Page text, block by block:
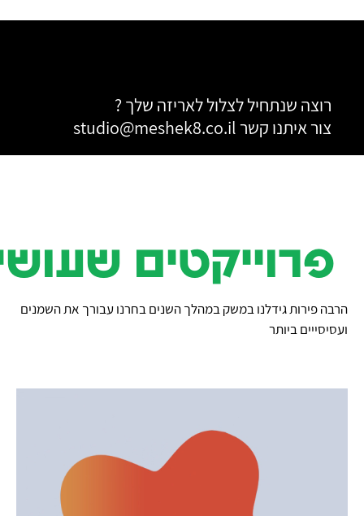
רוצה שנתחיל לצלול לאריזה שלך ?
צור איתנו קשר studio@meshek8.co.il
שעושים
הרבה פירות גידלנו במשק במהלך השנים בחרנו עבורך את השמנים
ועסיסייים ביותר